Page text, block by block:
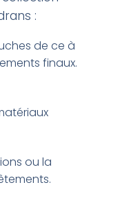
:
de ce à
finaux.
ou la